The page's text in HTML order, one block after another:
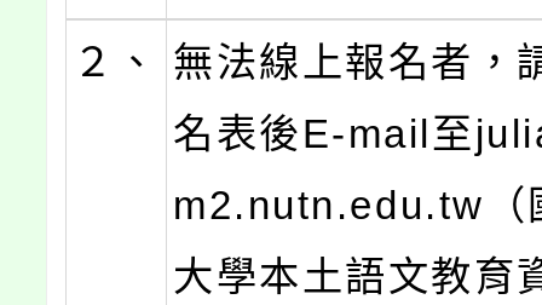
２、
無法線上報名者，
名表後E-mail至
m2.nutn.edu.tw（
大學本土語文教育